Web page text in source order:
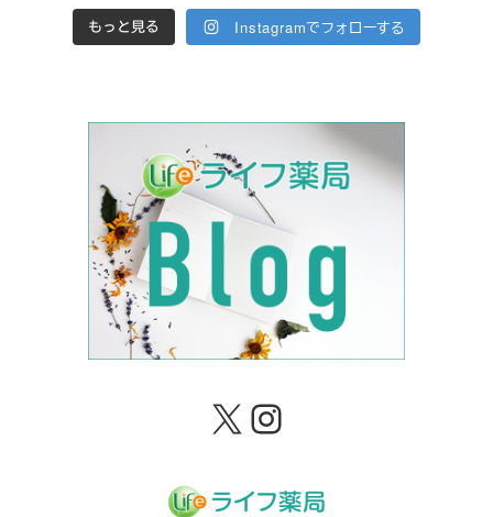
もっと見る Instagramでフォローする
X Instagram